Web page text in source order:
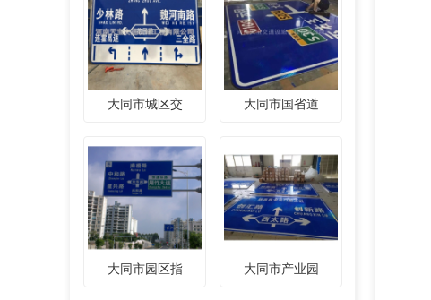
大同市城区交 大同市国省道
大同市园区指 大同市产业园